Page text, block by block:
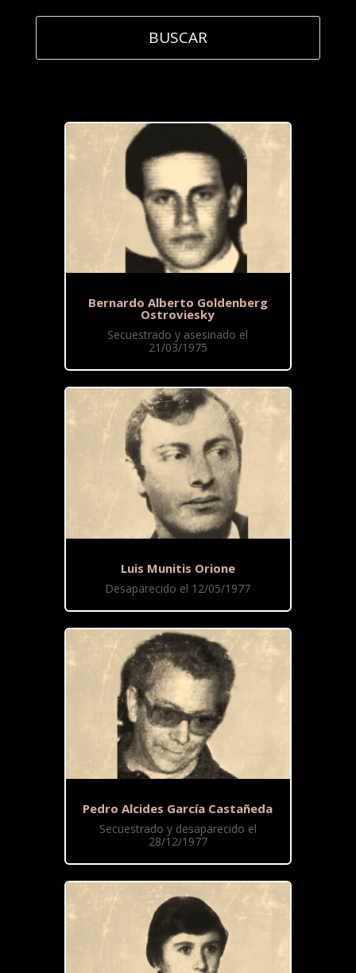
Bernardo Alberto Goldenberg
Ostroviesky
Secuestrado y asesinado el
21/03/1975
Luis Munitis Orione
Desaparecido el 12/05/1977
Pedro Alcides García Castañeda
Secuestrado y desaparecido el
28/12/1977